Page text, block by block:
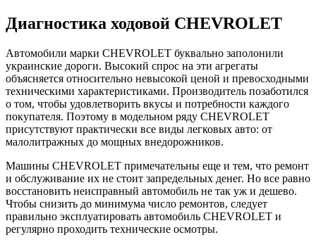
Диагностика ходовой CHEVROLET
Автомобили марки CHEVROLET буквально заполонили
украинские дороги. Высокий спрос на эти агрегаты
объясняется относительно невысокой ценой и превосходными
техническими характеристиками. Производитель позаботился
о том, чтобы удовлетворить вкусы и потребности каждого
покупателя. Поэтому в модельном ряду CHEVROLET
присутствуют практически все виды легковых авто: от
малолитражных до мощных внедорожников.
Машины CHEVROLET примечательны еще и тем, что ремонт
и обслуживание их не стоит запредельных денег. Но все равно
восстановить неисправный автомобиль не так уж и дешево.
Чтобы снизить до минимума число ремонтов, следует
правильно эксплуатировать автомобиль CHEVROLET и
регулярно проходить технические осмотры.